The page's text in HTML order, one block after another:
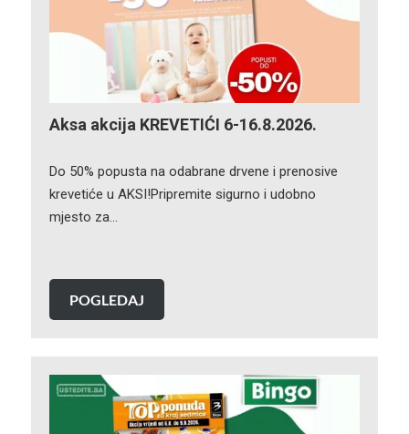
Aksa akcija KREVETIĆI 6-16.8.2026.
Do 50% popusta na odabrane drvene i prenosive
krevetiće u AKSI!Pripremite sigurno i udobno
mjesto za…
POGLEDAJ